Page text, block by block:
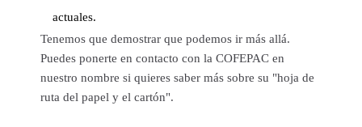
actuales.
Tenemos que demostrar que podemos ir más allá.
Puedes ponerte en contacto con la COFEPAC en
nuestro nombre si quieres saber más sobre su "hoja de
ruta del papel y el cartón".